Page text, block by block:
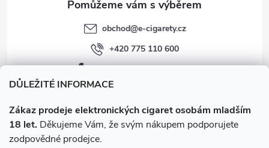
DŮLEŽITÉ INFORMACE
Zákaz prodeje elektronických cigaret osobám mladším
18 let. Děkujeme Vám, že svým nákupem podporujete
zodpovědné prodejce.
obchod@e-cigarety.cz
+420 775 110 600
facebook.com/e-cigarety.cz